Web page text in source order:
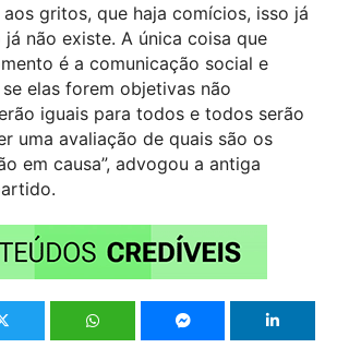
gritos, que haja comícios, isso já
já não existe. A única coisa que
é a comunicação social e
elas forem objetivas não
iguais para todos e todos serão
uma avaliação de quais são os
em causa”, advogou a antiga